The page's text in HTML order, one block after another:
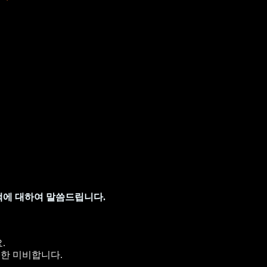
대하여 말씀드립니다.
.
미비합니다.